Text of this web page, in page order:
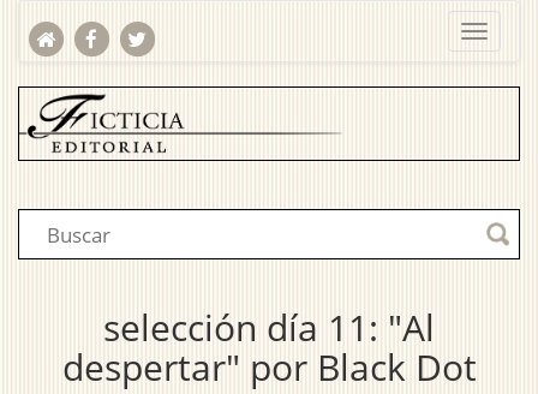
selección día 11: "Al
despertar" por Black Dot